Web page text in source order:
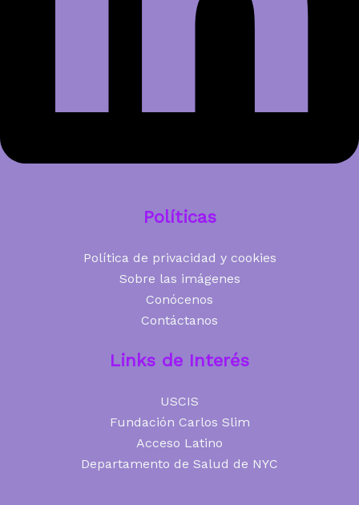
Políticas
Política de privacidad y cookies
Sobre las imágenes
Conócenos
Contáctanos
Links de Interés
USCIS
Fundación Carlos Slim
Acceso Latino
Departamento de Salud de NYC